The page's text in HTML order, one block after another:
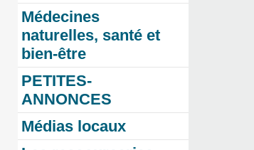
Médecines
naturelles, santé et
bien-être
PETITES-
ANNONCES
Médias locaux